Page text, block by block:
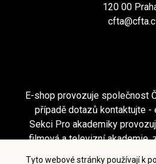
Tyto webové stránky používají k
120 00
E-shop provozuje společnost
případě dotazů kontaktujte -
Sekci Pro akademiky
filmová a televizní akademie,